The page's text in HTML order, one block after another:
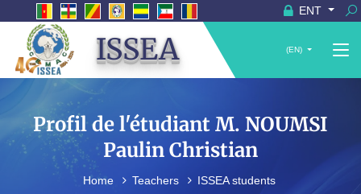
ENT
ISSEA (EN)
Profil de l'étudiant M. NOUMSI
Paulin Christian
Home Teachers ISSEA students